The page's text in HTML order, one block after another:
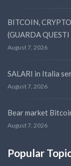
BITCOIN,
(GUARDA
August 7, 2026
SALARI in Italia
August 7, 2026
Bear market
August 7, 2026
Popular